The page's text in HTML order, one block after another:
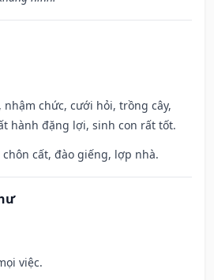
chức, cưới hỏi, trồng cây,
hành đặng lợi, sinh con rất tốt.
cất, đào giếng, lợp nhà.
việc.